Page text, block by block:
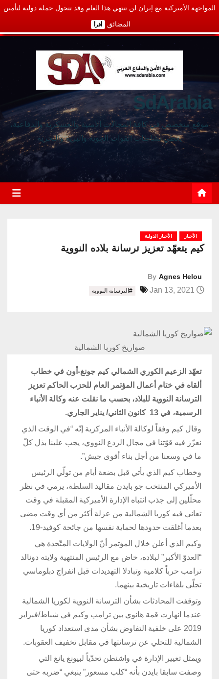
المواجهة الأميركية مع إيران لن تنتهي هذا العام وقد تتحول حملة دولية لتأمين
المضائق أقرأ
SdArabia
موقع متخصص في كافة المجالات الأمنية والعسكرية والدفاعية،
يغطي نشاطات القوات الجوية والبرية والبحرية
الأخبار الأخبار الدولية
كيم يتعهّد تعزيز ترسانة بلاده النووية
By Agnes Helou
#الترسانة النووية
صواريخ كوريا الشمالية
تعهّد الزعيم الكوري الشمالي كيم جونغ-أون في خطاب
ألقاه في ختام أعمال المؤتمر العام للحزب الحاكم تعزيز
الترسانة النووية للبلاد، بحسب ما نقلت عنه وكالة الأنباء
الرسمية، في 13 كانون الثاني/ يناير الجاري.
وقال كيم وفقاً لوكالة الأنباء المركزية إنّه “في الوقت الذي
نعزّز فيه قوّتنا في مجال الردع النووي، يجب علينا بذل كلّ
ما في وسعنا من أجل بناء أقوى جيش”.
وخطاب كيم الذي يأتي قبل بضعة أيام من تولّي الرئيس
الأميركي المنتخب جو بايدن مقاليد السلطة، يرمي في نظر
محلّلين إلى جذب انتباه الإدارة الأميركية المقبلة في وقت
تعاني فيه كوريا الشمالية من عزلة أكثر من أي وقت مضى
بعدما أغلقت حدودها لحماية نفسها من جائحة كوفيد-19.
وكيم الذي أعلن خلال المؤتمر أنّ الولايات المتّحدة هي
“العدوّ الأكبر” لبلاده، خاض مع الرئيس المنتهية ولايته دونالد
ترامب حرباً كلامية وتبادلا التهديدات قبل انفراج دبلوماسي
تجلّى بلقاءات تاريخية بينهما.
وتوقفت المحادثات بشأن الترسانة النووية لكوريا الشمالية
عندما انهارت قمة هانوي بين ترامب وكيم في شباط/فبراير
2019 على خلفية التفاوض بشأن مدى استعداد كوريا
الشمالية للتخلي عن ترسانتها في مقابل تخفيف العقوبات.
ويمثل تغيير الإدارة في واشنطن تحدّياً لبيونغ يانغ التي
وصفت سابقا بايدن بأنه “كلب مسعور” ينبغي “ضربه حتى